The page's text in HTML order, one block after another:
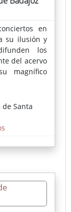
en
su ilusión y
los
del acervo
magnífico
de Santa